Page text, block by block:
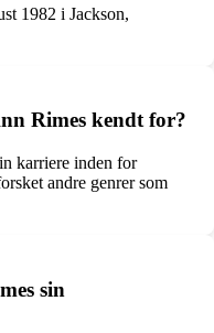
1982 i Jackson,
Rimes kendt for?
karriere inden for
andre genrer som
sin